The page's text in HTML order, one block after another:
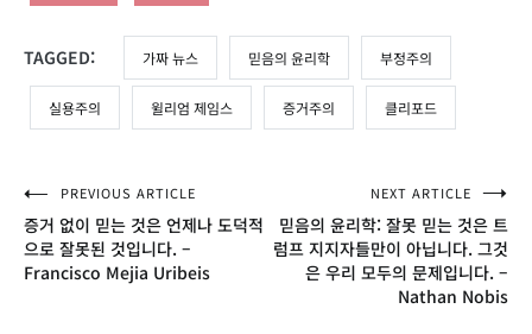
TAGGED: 가짜 뉴스 믿음의 윤리학 부정주의
실용주의 윌리엄 제임스 증거주의 클리포드
글
탐
색
PREVIOUS ARTICLE
증거 없이 믿는 것은 언제나 도덕적
으로 잘못된 것입니다. –
Francisco Mejia Uribeis
NEXT ARTICLE
믿음의 윤리학: 잘못 믿는 것은 트
럼프 지지자들만이 아닙니다. 그것
은 우리 모두의 문제입니다. –
Nathan Nobis